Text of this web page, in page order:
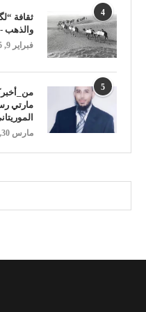
4
ثقافة
والذهب
فبراير 9, 2025
5
مارتي
مارس 30, 2024